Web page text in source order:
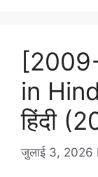
in
हिंदी
जुलाई 3, 2026